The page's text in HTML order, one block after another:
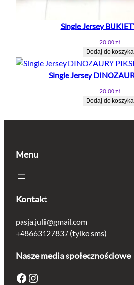
Single Jersey
20.00zł
Dodaj do koszyka
Single Jersey
20.00zł
Dodaj do koszyka
Menu
Kontakt
pasja.julii@gmail.com
+48663127837 (tylko sms)
Nasze media społecznościowe
Facebook Instagram